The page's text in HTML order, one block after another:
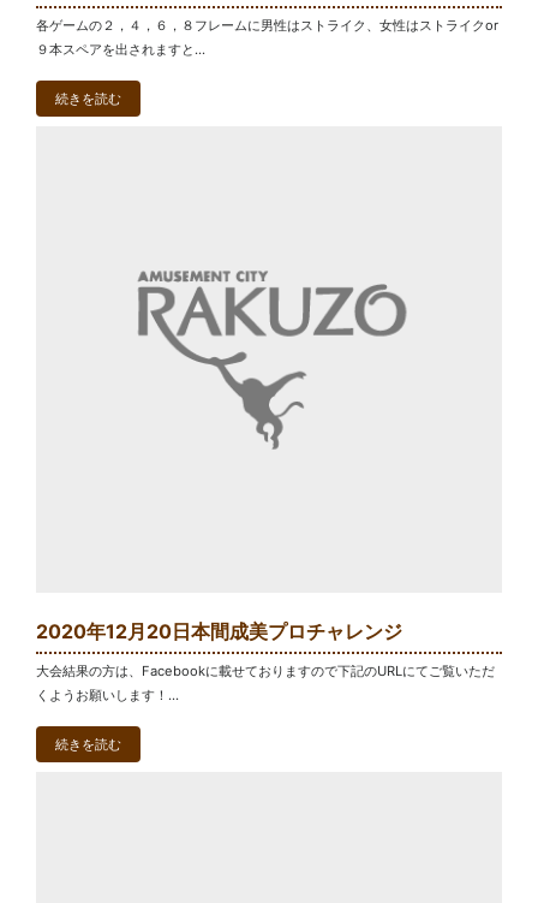
各ゲームの２，４，６，８フレームに男性はストライク、女性はストライクor
９本スペアを出されますと...
続きを読む
2020年12月20日本間成美プロチャレンジ
大会結果の方は、Facebookに載せておりますので下記のURLにてご覧いただ
くようお願いします！...
続きを読む